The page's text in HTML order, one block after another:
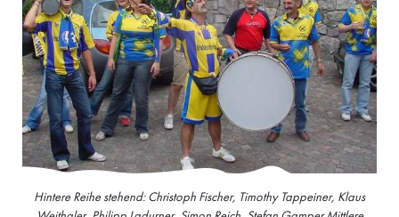
Hintere Reihe stehend: Christoph Fischer, Timothy Tappeiner, Klaus